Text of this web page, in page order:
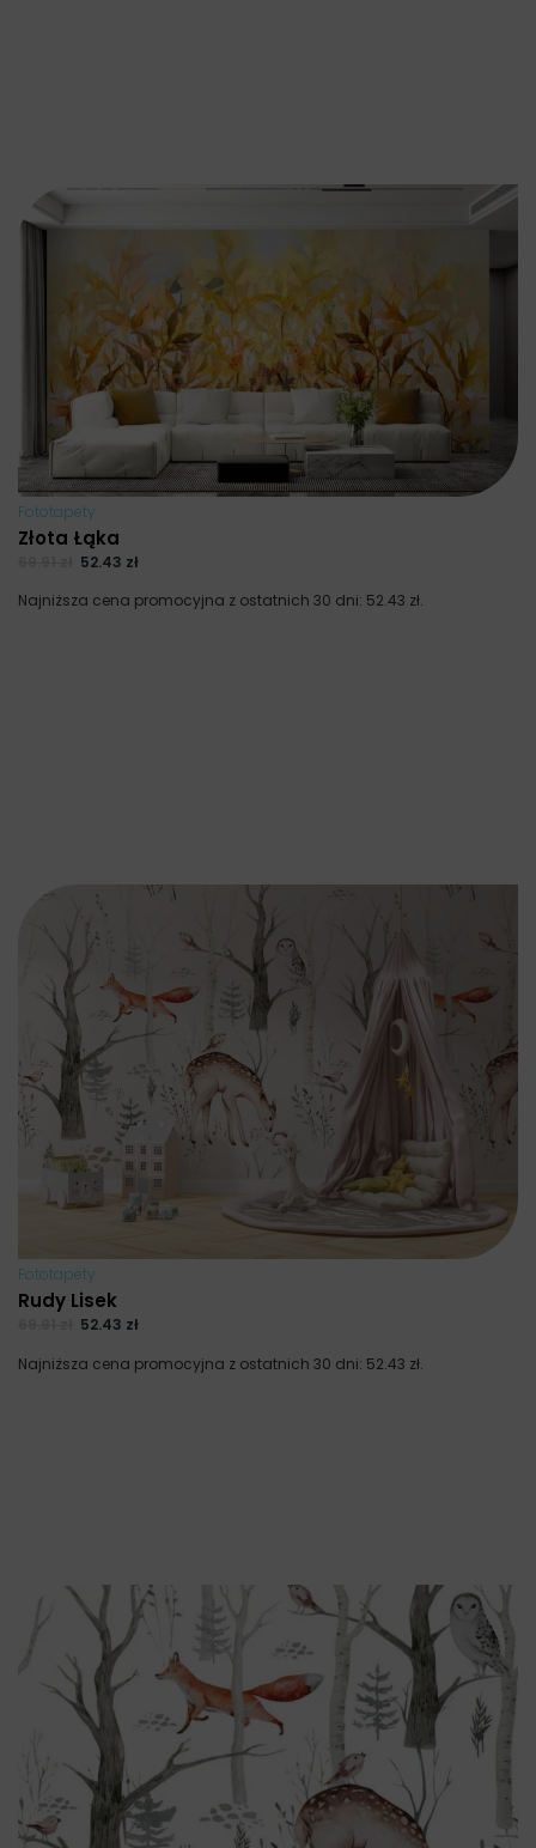
Fototapety
Złota Łąka
52.43 zł
Najniższa cena promocyjna z ostatnich 30 dni: 52.43 zł.
Fototapety
Rudy Lisek
52.43 zł
Najniższa cena promocyjna z ostatnich 30 dni: 52.43 zł.